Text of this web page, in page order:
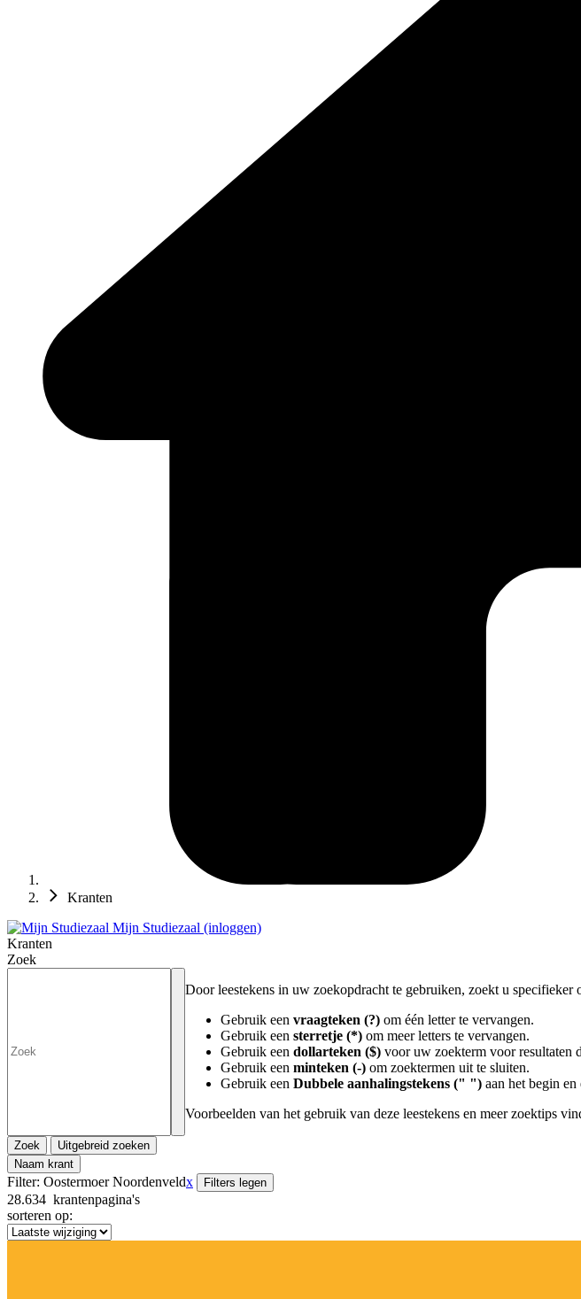
Kranten
Mijn Studiezaal (inloggen)
Kranten
Zoek
Door leestekens in uw zoekopdracht te gebruiken, zoekt u specifieker
Gebruik een vraagteken (?) om één letter te vervangen.
Gebruik een sterretje (*) om meer letters te vervangen.
Gebruik een dollarteken ($) voor uw zoekterm voor resultaten
Gebruik een minteken (-) om zoektermen uit te sluiten.
Gebruik een Dubbele aanhalingstekens (" ") aan het begin
Voorbeelden van het gebruik van deze leestekens en meer zoektips
Zoek
Uitgebreid zoeken
Naam krant
Filter: Oostermoer Noordenveldx Filters legen
28.634 krantenpagina's
sorteren op: